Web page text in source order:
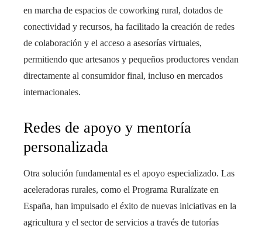
en marcha de espacios de coworking rural, dotados de
conectividad y recursos, ha facilitado la creación de redes
de colaboración y el acceso a asesorías virtuales,
permitiendo que artesanos y pequeños productores vendan
directamente al consumidor final, incluso en mercados
internacionales.
Redes de apoyo y mentoría
personalizada
Otra solución fundamental es el apoyo especializado. Las
aceleradoras rurales, como el Programa Ruralízate en
España, han impulsado el éxito de nuevas iniciativas en la
agricultura y el sector de servicios a través de tutorías